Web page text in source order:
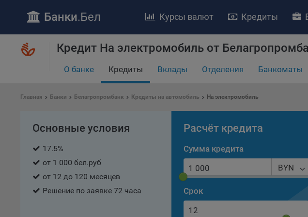
Общество с ограниченной
уделяет особое внимание
ответственно подходит к
«Политика») является одной
персональных данных,
Беларусь от 7 мая 2021 г. № 99-
«Закон»).
Политика разъясняет
осуществляют использование
«bankibel.by», для каких целей
Банки.Бел Курсы валют Кредиты
Кредит На электромобиль от
О банке Кредиты Вклады Отделения Банкоматы
Главная Банки Белагропромбанк Кредиты на автомобиль На электромобиль
Основные условия
17.5%
от 1 000 бел.руб
от 12 до 120 месяцев
Решение по заявке 72 часа
Расчёт кредита
Сумма кредита
BYN
Срок